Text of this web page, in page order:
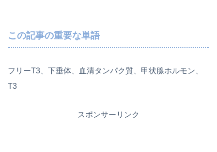
この記事の重要な単語
フリーT3、下垂体、血清タンパク質、甲状腺ホルモン、
T3
スポンサーリンク